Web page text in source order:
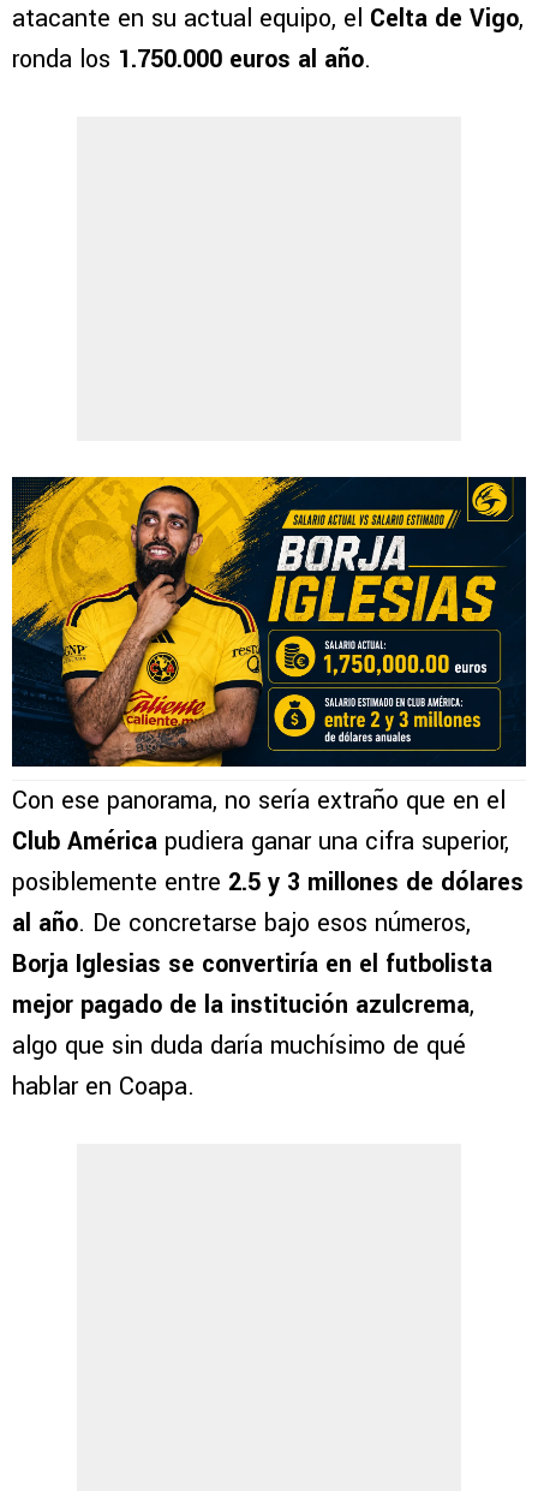
atacante en su actual equipo, el Celta de Vigo,
ronda los 1.750.000 euros al año.
Con ese panorama, no sería extraño que en el
Club América pudiera ganar una cifra superior,
posiblemente entre 2.5 y 3 millones de dólares
al año. De concretarse bajo esos números,
Borja Iglesias se convertiría en el futbolista
mejor pagado de la institución azulcrema,
algo que sin duda daría muchísimo de qué
hablar en Coapa.